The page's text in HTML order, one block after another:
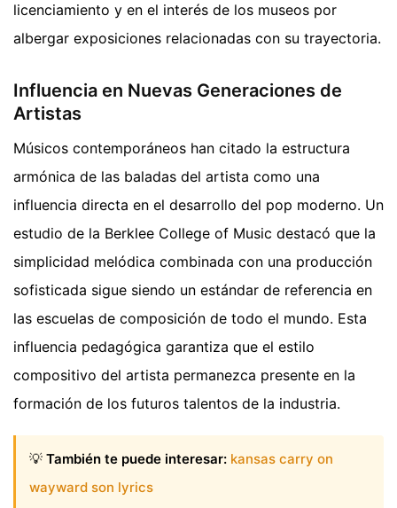
licenciamiento y en el interés de los museos por
albergar exposiciones relacionadas con su trayectoria.
Influencia en Nuevas Generaciones de
Artistas
Músicos contemporáneos han citado la estructura
armónica de las baladas del artista como una
influencia directa en el desarrollo del pop moderno. Un
estudio de la Berklee College of Music destacó que la
simplicidad melódica combinada con una producción
sofisticada sigue siendo un estándar de referencia en
las escuelas de composición de todo el mundo. Esta
influencia pedagógica garantiza que el estilo
compositivo del artista permanezca presente en la
formación de los futuros talentos de la industria.
💡 También te puede interesar: kansas carry on
wayward son lyrics